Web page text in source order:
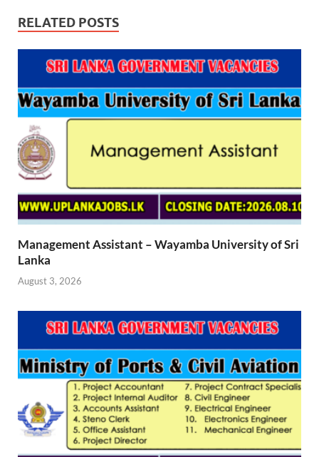
RELATED POSTS
Management Assistant – Wayamba University of Sri
Lanka
August 3, 2026